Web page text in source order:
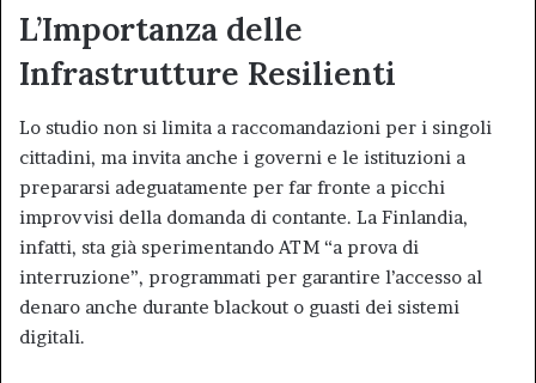
L’Importanza delle
Infrastrutture Resilienti
Lo studio non si limita a raccomandazioni per i singoli
cittadini, ma invita anche i governi e le istituzioni a
prepararsi adeguatamente per far fronte a picchi
improvvisi della domanda di contante. La Finlandia,
infatti, sta già sperimentando ATM “a prova di
interruzione”, programmati per garantire l’accesso al
denaro anche durante blackout o guasti dei sistemi
digitali.